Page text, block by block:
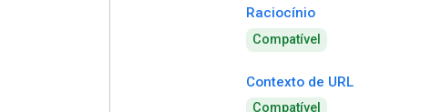
Raciocínio
Compatível
Contexto de URL
Compatível